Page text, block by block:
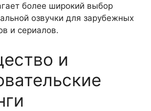
более широкий выбор
озвучки для зарубежных
и сериалов.
и